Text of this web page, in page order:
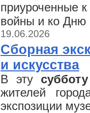
приуроченные
войны и ко Дню
19.06.2026
Сборная
и искусства
В эту
жителей
экспозиции